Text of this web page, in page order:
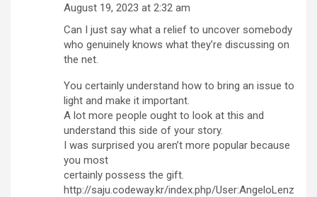
August 19, 2023 at 2:32 am
Can I just say what a relief to uncover somebody
who genuinely knows what they’re discussing on
the net.
You certainly understand how to bring an issue to
light and make it important.
A lot more people ought to look at this and
understand this side of your story.
I was surprised you aren’t more popular because
you most
certainly possess the gift.
http://saju.codeway.kr/index.php/User:AngeloLenz